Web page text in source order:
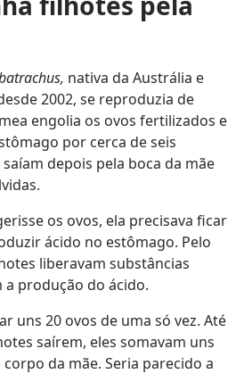
nativa da Austrália e
2002, se reproduzia de
engolia os ovos fertilizados e
por cerca de seis
depois pela boca da mãe
os ovos, ela precisava ficar
ácido no estômago. Pelo
liberavam substâncias
produção do ácido.
uns 20 ovos de uma só vez. Até
saírem, eles somavam uns
da mãe. Seria parecido a